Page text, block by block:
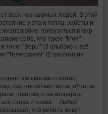
всех незнакомых людей. В этой
уюта и тепла, заботы и
погрузиться в мир
себе, что такое "Моя"
тоне: "Верь!" (3 альбом) и всё
"Телеграмму" (2 альбом) из
своими стихами,
или несколько часов, об этом
поэтому и на концерты
снова и снова… Любой
что ребята живут